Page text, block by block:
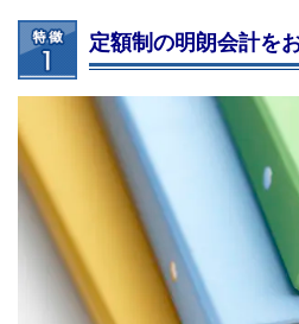
定額制の明朗会計を